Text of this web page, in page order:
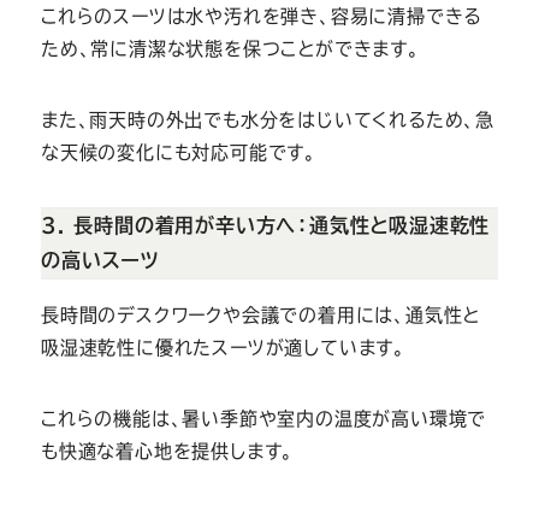
これらのスーツは水や汚れを弾き、容易に清掃できる
ため、常に清潔な状態を保つことができます。
また、雨天時の外出でも水分をはじいてくれるため、急
な天候の変化にも対応可能です。
3. 長時間の着用が辛い方へ：通気性と吸湿速乾性
の高いスーツ
長時間のデスクワークや会議での着用には、通気性と
吸湿速乾性に優れたスーツが適しています。
これらの機能は、暑い季節や室内の温度が高い環境で
も快適な着心地を提供します。